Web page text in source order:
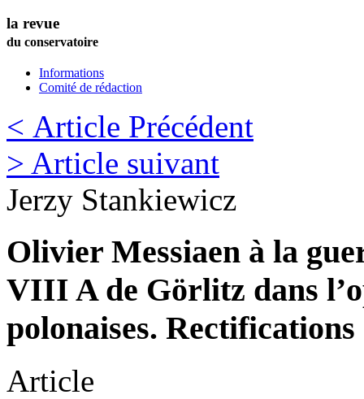
la revue
du conservatoire
Informations
Comité de rédaction
< Article Précédent
> Article suivant
Jerzy Stankiewicz
Olivier Messiaen à la
VIII A de Görlitz dans
polonaises.
Article